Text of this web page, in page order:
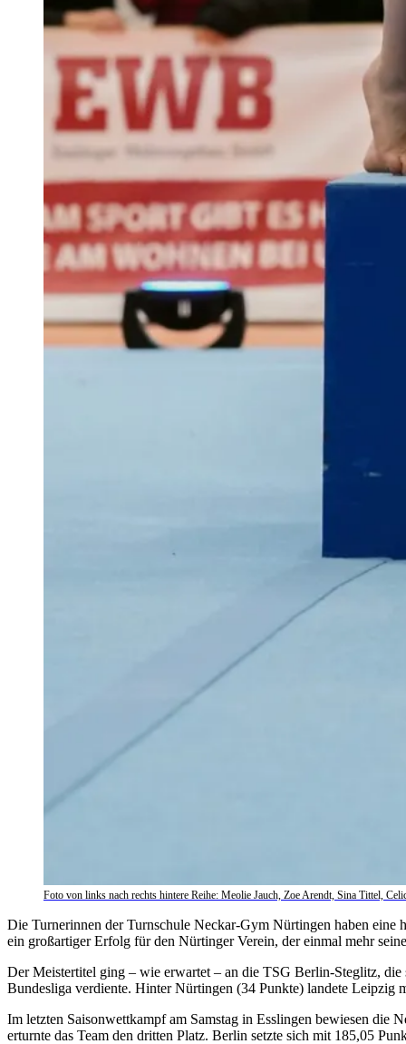
Foto von links nach rechts hintere Reihe: Meolie Jauch, Zoe Arendt, Sina Tittel,
Die Turnerinnen der Turnschule Neckar-Gym Nürtingen haben eine
ein großartiger Erfolg für den Nürtinger Verein, der einmal mehr
Der Meistertitel ging – wie erwartet – an die TSG Berlin-Steglitz,
Bundesliga verdiente. Hinter Nürtingen (34 Punkte) landete Leipzig
Im letzten Saisonwettkampf am Samstag in Esslingen bewiesen die
erturnte das Team den dritten Platz. Berlin setzte sich mit 185,05